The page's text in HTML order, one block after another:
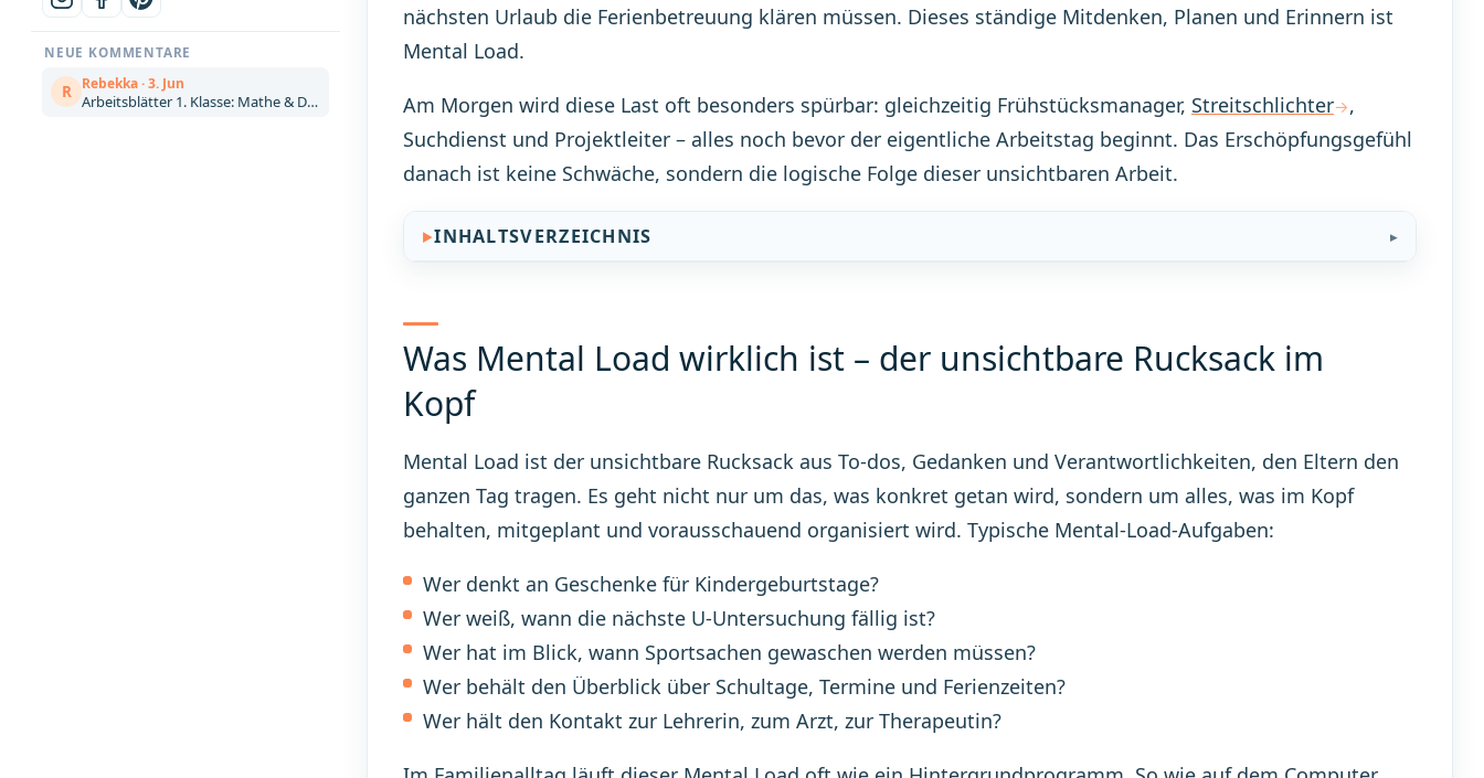
NEUE KOMMENTARE
R Rebekka · 3. Jun
Arbeitsblätter 1. Klasse: Mathe & Deutsch kostenlos zum Ausdrucken (Artikel)
nächsten Urlaub die Ferienbetreuung klären müssen. Dieses ständige Mitdenken, Planen und Erinnern ist
Mental Load.
Am Morgen wird diese Last oft besonders spürbar: gleichzeitig Frühstücksmanager, Streitschlichter
,
Suchdienst und Projektleiter – alles noch bevor der eigentliche Arbeitstag beginnt. Das Erschöpfungsgefühl
danach ist keine Schwäche, sondern die logische Folge dieser unsichtbaren Arbeit.
INHALTSVERZEICHNIS
Was Mental Load wirklich ist – der unsichtbare Rucksack im
Kopf
Mental Load ist der unsichtbare Rucksack aus To-dos, Gedanken und Verantwortlichkeiten, den Eltern den
ganzen Tag tragen. Es geht nicht nur um das, was konkret getan wird, sondern um alles, was im Kopf
behalten, mitgeplant und vorausschauend organisiert wird. Typische Mental-Load-Aufgaben:
Wer denkt an Geschenke für Kindergeburtstage?
Wer weiß, wann die nächste U-Untersuchung fällig ist?
Wer hat im Blick, wann Sportsachen gewaschen werden müssen?
Wer behält den Überblick über Schultage, Termine und Ferienzeiten?
Wer hält den Kontakt zur Lehrerin, zum Arzt, zur Therapeutin?